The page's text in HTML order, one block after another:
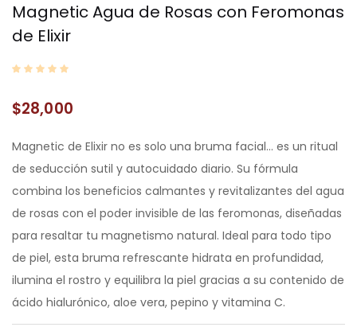
Magnetic Agua de Rosas con Feromonas
de Elixir
$28,000
Magnetic de Elixir no es solo una bruma facial… es un ritual
de seducción sutil y autocuidado diario. Su fórmula
combina los beneficios calmantes y revitalizantes del agua
de rosas con el poder invisible de las feromonas, diseñadas
para resaltar tu magnetismo natural. Ideal para todo tipo
de piel, esta bruma refrescante hidrata en profundidad,
ilumina el rostro y equilibra la piel gracias a su contenido de
ácido hialurónico, aloe vera, pepino y vitamina C.